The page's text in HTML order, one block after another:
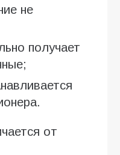
не
получает
от